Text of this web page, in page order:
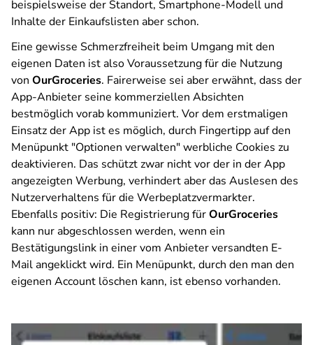
beispielsweise der Standort, Smartphone-Modell und
Inhalte der Einkaufslisten aber schon.
Eine gewisse Schmerzfreiheit beim Umgang mit den
eigenen Daten ist also Voraussetzung für die Nutzung
von OurGroceries. Fairerweise sei aber erwähnt, dass der
App-Anbieter seine kommerziellen Absichten
bestmöglich vorab kommuniziert. Vor dem erstmaligen
Einsatz der App ist es möglich, durch Fingertipp auf den
Menüpunkt "Optionen verwalten" werbliche Cookies zu
deaktivieren. Das schützt zwar nicht vor der in der App
angezeigten Werbung, verhindert aber das Auslesen des
Nutzerverhaltens für die Werbeplatzvermarkter.
Ebenfalls positiv: Die Registrierung fürOurGroceries
kann nur abgeschlossen werden, wenn ein
Bestätigungslink in einer vom Anbieter versandten E-
Mail angeklickt wird. Ein Menüpunkt, durch den man den
eigenen Account löschen kann, ist ebenso vorhanden.